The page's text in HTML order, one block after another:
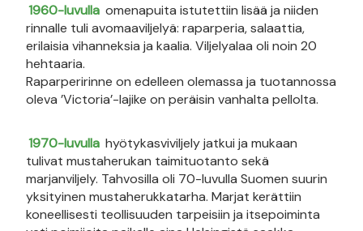
1960-luvulla omenapuita istutettiin lisää ja niiden
rinnalle tuli avomaaviljelyä: raparperia, salaattia,
erilaisia vihanneksia ja kaalia. Viljelyalaa oli noin 20
hehtaaria.
Raparperirinne on edelleen olemassa ja tuotannossa
oleva ’Victoria’-lajike on peräisin vanhalta pellolta.
1970-luvulla hyötykasviviljely jatkui ja mukaan
tulivat mustaherukan taimituotanto sekä
marjanviljely. Tahvosilla oli 70-luvulla Suomen suurin
yksityinen mustaherukkatarha. Marjat kerättiin
koneellisesti teollisuuden tarpeisiin ja itsepoiminta